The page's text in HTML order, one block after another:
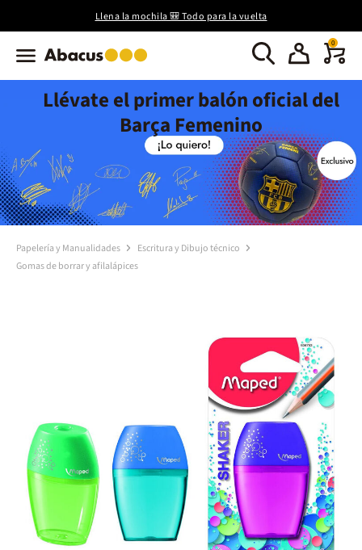
Llena la mochila 🎒 Todo para la vuelta
0
Llévate el primer balón oficial del
Barça Femenino
Papelería y Manualidades
Escritura y Dibujo técnico
Gomas de borrar y afilalápices